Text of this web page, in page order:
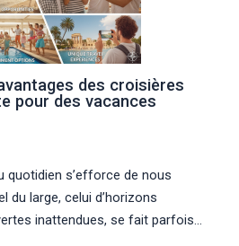
des croisières
pour des vacances
quotidien s’efforce de nous
du large, celui d’horizons
inattendues, se fait parfois…